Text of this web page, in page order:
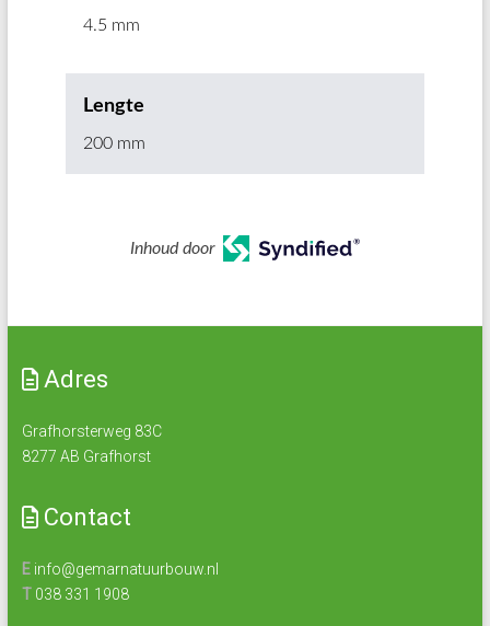
4.5 mm
Lengte
200 mm
Inhoud door
Adres
Grafhorsterweg 83C
8277 AB Grafhorst
Contact
E info@gemarnatuurbouw.nl
T 038 331 1908